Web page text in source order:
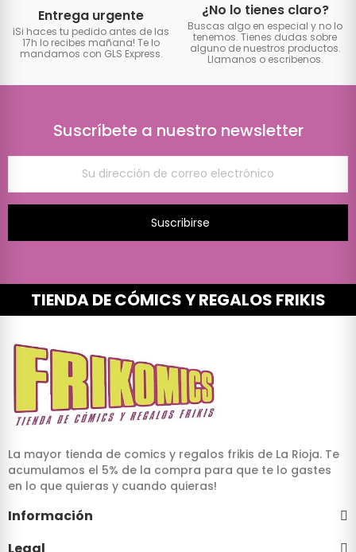
Entrega urgente
iSi haces tu pedido antes de las
17h lo recibes mañana! Te lo
mandamos con GLS Express.
¿No lo tienes claro?
Buscas algo en especial y no lo
tenemos. Tienes dudas sobre
alguno de nuestros productos.
Llamanos o escribenos.
Suscríbete a nuestro newsletter
Suscribirse
TIENDA DE CÓMICS Y REGALOS FRIKIS
La mayor tienda de comics y regalos frikis de La Rioja. Te
acumulamos el 5% de la compra para que te lo gastes
en lo que quieras y cuando quieras!
Información